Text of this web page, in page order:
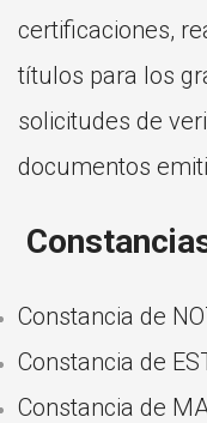
certificaciones,
títulos para los
solicitudes de
documentos
Constancia de
Constancia de
Constancia de